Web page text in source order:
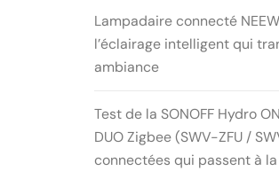
Lampadaire connecté
l’éclairage intelligent qui
ambiance
Test de la SONOFF Hydro
DUO Zigbee (SWV-ZFU /
connectées qui passent à